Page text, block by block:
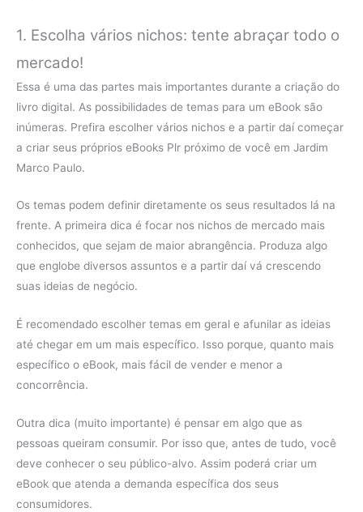
1. Escolha vários nichos: tente abraçar todo o
mercado!
Essa é uma das partes mais importantes durante a criação do
livro digital. As possibilidades de temas para um eBook são
inúmeras. Prefira escolher vários nichos e a partir daí começar
a criar seus próprios eBooks Plr próximo de você em Jardim
Marco Paulo.
Os temas podem definir diretamente os seus resultados lá na
frente. A primeira dica é focar nos nichos de mercado mais
conhecidos, que sejam de maior abrangência. Produza algo
que englobe diversos assuntos e a partir daí vá crescendo
suas ideias de negócio.
É recomendado escolher temas em geral e afunilar as ideias
até chegar em um mais específico. Isso porque, quanto mais
específico o eBook, mais fácil de vender e menor a
concorrência.
Outra dica (muito importante) é pensar em algo que as
pessoas queiram consumir. Por isso que, antes de tudo, você
deve conhecer o seu público-alvo. Assim poderá criar um
eBook que atenda a demanda específica dos seus
consumidores.